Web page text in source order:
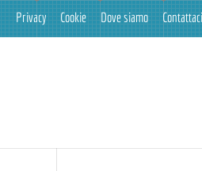
Privacy Cookie Dove siamo Contattaci